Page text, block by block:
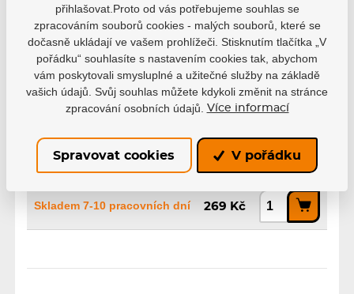
modrá, PS26
EAN: 4040333513392
Skladem 7-10 pracovních dní
červená, PS26
EAN: 4040333513408
zelená, PS26
Skladem 7-10 pracovních dní 269 Kč
přihlašovat.Proto od vás potřebujeme souhlas se
zpracováním souborů cookies - malých souborů, které se
dočasně ukládají ve vašem prohlížeči. Stisknutím tlačítka „V
pořádku“ souhlasíte s nastavením cookies tak, abychom
vám poskytovali smysluplné a užitečné služby na základě
vašich údajů. Svůj souhlas můžete kdykoli změnit na stránce
zpracování osobních údajů.
Více informací
Spravovat cookies V pořádku